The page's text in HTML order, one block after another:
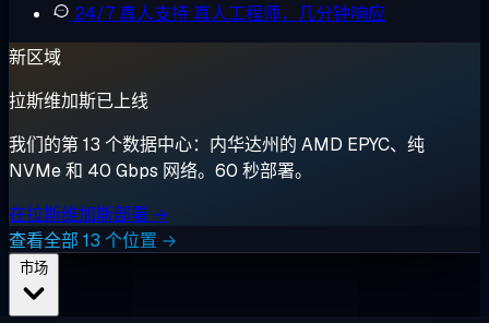
24/7 真人支持 真人工程师，几分钟响应
新区域
拉斯维加斯已上线
我们的第 13 个数据中心：内华达州的 AMD EPYC、纯
NVMe 和 40 Gbps 网络。60 秒部署。
在拉斯维加斯部署 →
查看全部 13 个位置 →